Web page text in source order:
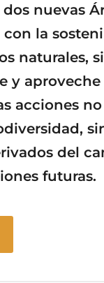
nuevas
la
y
acciones
del
futuras.